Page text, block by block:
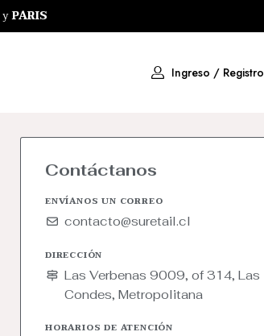
Ingreso / Registro
yPARIS
Contáctanos
ENVÍANOS UN CORREO
contacto@suretail.cl
DIRECCIÓN
Las Verbenas 9009, of 314, Las
Condes, Metropolitana
HORARIOS DE ATENCIÓN